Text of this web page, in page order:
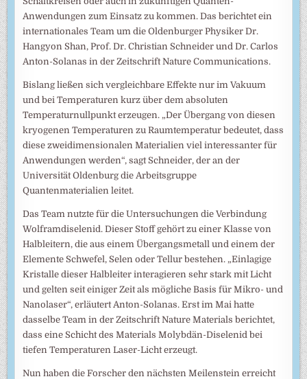
Anwendungen zum Einsatz zu kommen. Das berichtet ein
internationales Team um die Oldenburger Physiker Dr.
Hangyon Shan, Prof. Dr. Christian Schneider und Dr. Carlos
Anton-Solanas in der Zeitschrift Nature Communications.
Bislang ließen sich vergleichbare Effekte nur im Vakuum
und bei Temperaturen kurz über dem absoluten
Temperaturnullpunkt erzeugen. „Der Übergang von diesen
kryogenen Temperaturen zu Raumtemperatur bedeutet, dass
diese zweidimensionalen Materialien viel interessanter für
Anwendungen werden“, sagt Schneider, der an der
Universität Oldenburg die Arbeitsgruppe
Quantenmaterialien leitet.
Das Team nutzte für die Untersuchungen die Verbindung
Wolframdiselenid. Dieser Stoff gehört zu einer Klasse von
Halbleitern, die aus einem Übergangsmetall und einem der
Elemente Schwefel, Selen oder Tellur bestehen. „Einlagige
Kristalle dieser Halbleiter interagieren sehr stark mit Licht
und gelten seit einiger Zeit als mögliche Basis für Mikro- und
Nanolaser“, erläutert Anton-Solanas. Erst im Mai hatte
dasselbe Team in der Zeitschrift Nature Materials berichtet,
dass eine Schicht des Materials Molybdän-Diselenid bei
tiefen Temperaturen Laser-Licht erzeugt.
Nun haben die Forscher den nächsten Meilenstein erreicht